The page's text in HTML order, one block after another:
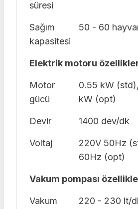
süresi
Sağım
kapasitesi
50 - 60
Elektrik motoru
Motor
gücü
0.55 kW
kW (opt)
Devir 1400 dev/dk
Voltaj
220V 50Hz
60Hz (opt)
Vakum pompası
Vakum
220 - 230 lt/